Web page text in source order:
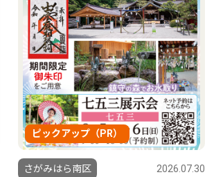
ピックアップ（PR）
さがみはら南区 2026.07.30